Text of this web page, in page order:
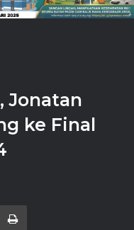
Jonatan
ke Final
via Email Print